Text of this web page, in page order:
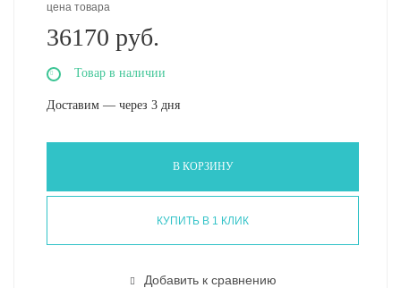
цена товара
36170 руб.
Товар в наличии
Доставим — через 3 дня
В КОРЗИНУ
КУПИТЬ В 1 КЛИК
Добавить к сравнению